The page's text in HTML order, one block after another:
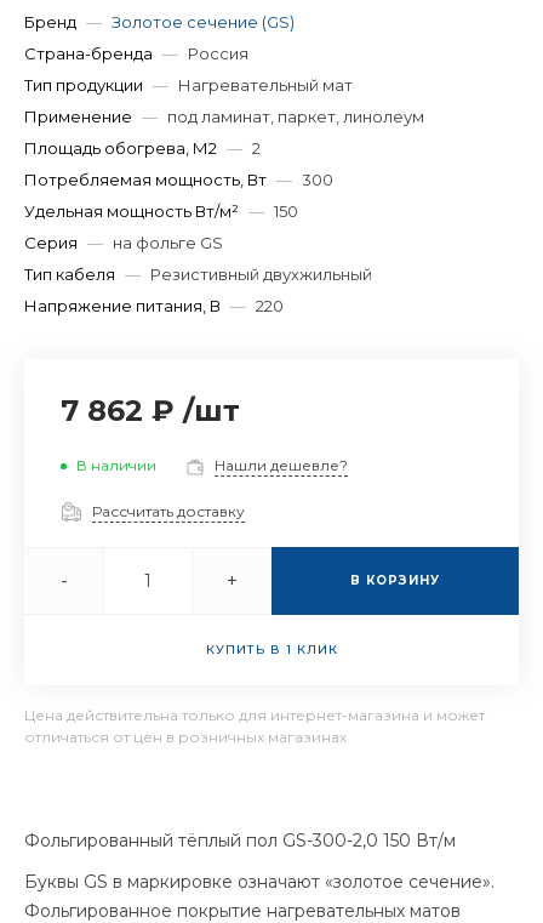
Бренд — Золотое сечение (GS)
Страна-бренда — Россия
Тип продукции — Нагревательный мат
Применение — под ламинат, паркет, линолеум
Площадь обогрева, М2 — 2
Потребляемая мощность, Вт — 300
Удельная мощность Вт/м² — 150
Серия — на фольге GS
Тип кабеля — Резистивный двухжильный
Напряжение питания, В — 220
7 862 ₽ /шт
В наличии Нашли дешевле?
Рассчитать доставку
- + В КОРЗИНУ
КУПИТЬ В 1 КЛИК
Цена действительна только для интернет-магазина и может
отличаться от цен в розничных магазинах
Фольгированный тёплый пол GS-300-2,0 150 Вт/м
Буквы GS в маркировке означают «золотое сечение».
Фольгированное покрытие нагревательных матов